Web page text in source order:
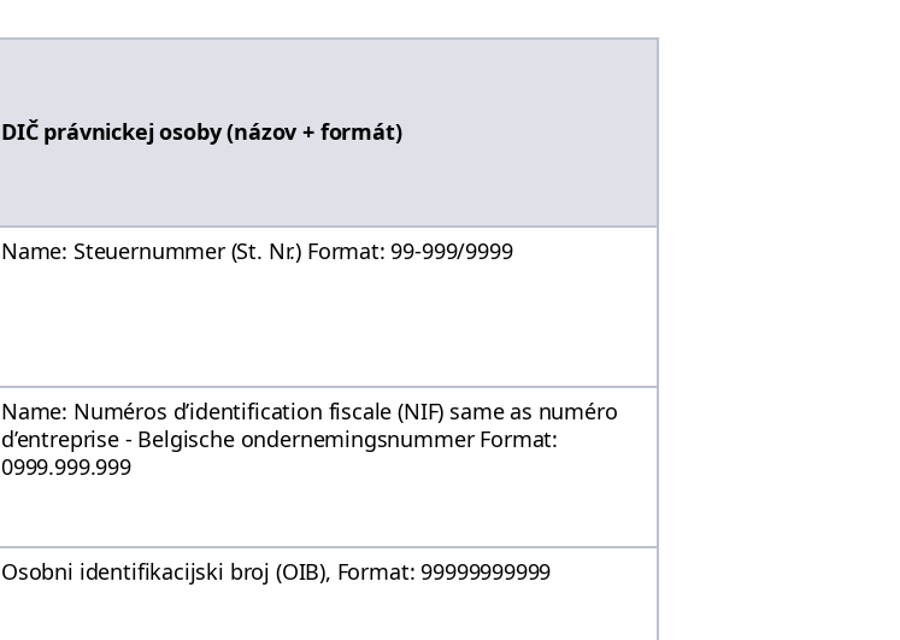
DIČ právnickej osoby (názov + formát)
Name: Steuernummer (St. Nr.) Format: 99-999/9999
Name: Numéros d’identification fiscale (NIF) same as numéro
d’entreprise - Belgische ondernemingsnummer Format:
0999.999.999
Osobni identifikacijski broj (OIB), Format: 99999999999